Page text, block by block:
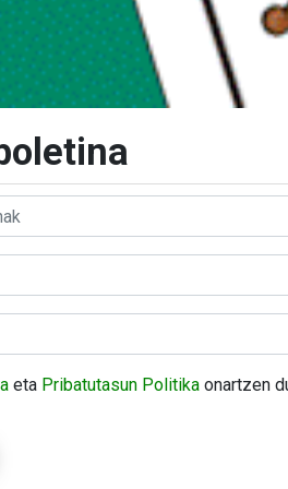
eta Pribatutasun Politikaonartzen